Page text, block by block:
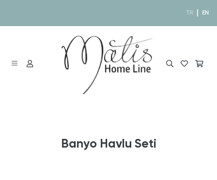
TR EN
Banyo Havlu Seti